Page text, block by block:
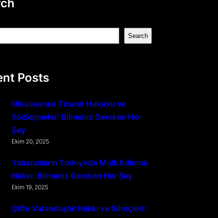
Search
Posts
Uluslararası Ticaret Hukuku ve
Sözleşmeler: Bilmeniz Gereken Her
Şey
Ekim 20, 2025
Yabancıların Türkiye’de Mülk Edinme
Hakkı: Bilmeniz Gereken Her Şey
Ekim 19, 2025
Çifte Vatandaşlık Hakkı ve Süreçleri: